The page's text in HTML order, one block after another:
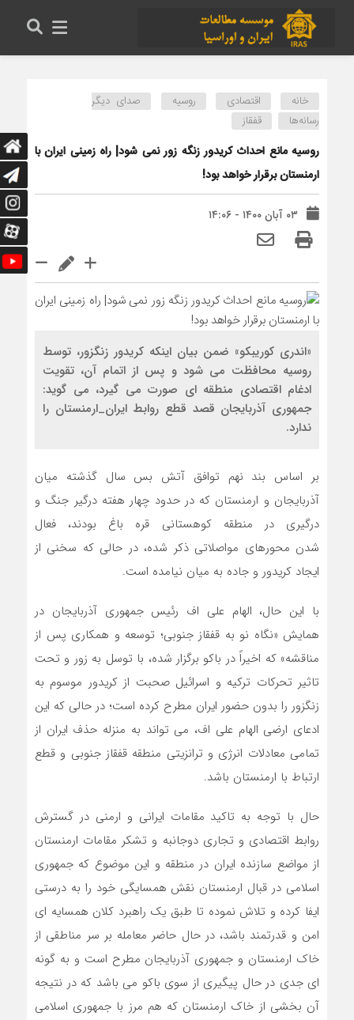
خانه اقتصادی روسیه
صدای دیگر
رسانه‌ها
قفقاز
روسیه مانع احداث کریدور زنگه زور نمی شود| راه زمینی ایران با
ارمنستان برقرار خواهد بود!
۰۳ آبان ۱۴۰۰ - ۱۴:۰۶
«اندری کوریبکو» ضمن بیان اینکه کریدور زنگزور، توسط
روسیه محافظت می شود و پس از اتمام آن، تقویت
ادغام اقتصادی منطقه ای صورت می گیرد، می گوید:
جمهوری آذربایجان قصد قطع روابط ایران_ارمنستان را
ندارد.
بر اساس بند نهم توافق آتش بس سال گذشته میان
آذربایجان و ارمنستان که در حدود چهار هفته درگیر جنگ و
درگیری در منطقه کوهستانی قره باغ بودند، فعال
شدن محورهای مواصلاتی ذکر شده، در حالی که سخنی از
ایجاد کریدور و جاده به میان نیامده است.
با این حال، الهام علی اف رئیس جمهوری آذربایجان در
همایش «نگاه نو به قفقاز جنوبی؛ توسعه و همکاری پس از
مناقشه» که اخیراً در باکو برگزار شده، با توسل به زور و تحت
تاثیر تحرکات ترکیه و اسرائیل صحبت از کریدور موسوم به
زنگزور را بدون حضور ایران مطرح کرده است؛ در حالی که این
ادعای ارضی الهام علی اف، می تواند به منزله حذف ایران از
تمامی معادلات انرژی و ترانزیتی منطقه قفقاز جنوبی و قطع
ارتباط با ارمنستان باشد.
حال با توجه به تاکید مقامات ایرانی و ارمنی در گسترش
روابط اقتصادی و تجاری دوجانبه و تشکر مقامات ارمنستان
از مواضع سازنده ایران در منطقه و این موضوع که جمهوری
اسلامی در قبال ارمنستان نقش همسایگی خود را به درستی
ایفا کرده و تلاش نموده تا طبق یک راهبرد کلان همسایه ای
امن و قدرتمند باشد، در حال حاضر معامله بر سر مناطقی از
خاک ارمنستان و جمهوری آذربایجان مطرح است و به گونه
ای جدی در حال پیگیری از سوی باکو می باشد که در نتیجه
آن بخشی از خاک ارمنستان که هم مرز با جمهوری اسلامی